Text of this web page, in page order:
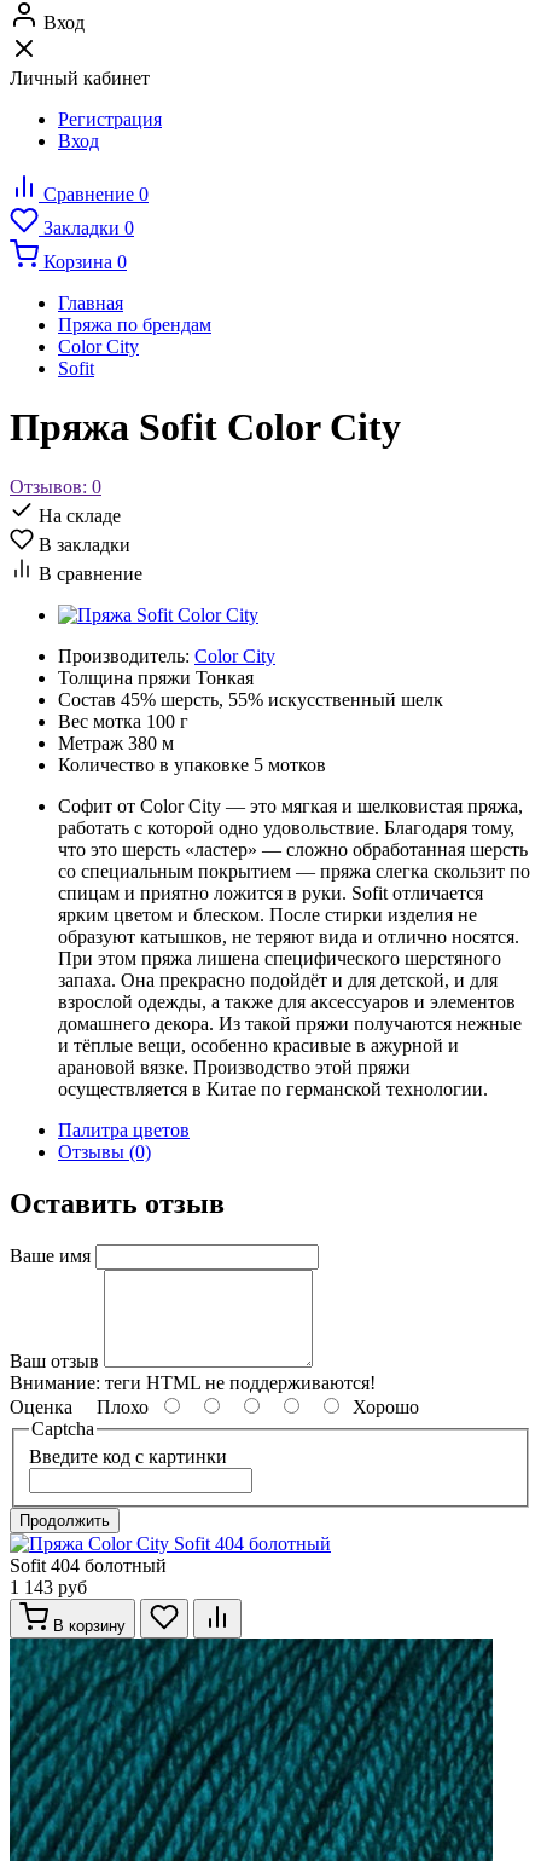
Вход
Личный кабинет
Регистрация
Вход
Сравнение 0
Закладки 0
Корзина 0
Главная
Пряжа по брендам
Color City
Sofit
Пряжа Sofit Color City
Отзывов: 0
На складе
В закладки
В сравнение
Производитель: Color City
Толщина пряжи Тонкая
Состав 45% шерсть, 55% искусственный шелк
Вес мотка 100 г
Метраж 380 м
Количество в упаковке 5 мотков
Софит от Color City — это мягкая и шелковистая пряжа,
работать с которой одно удовольствие. Благодаря тому,
что это шерсть «ластер» — сложно обработанная шерсть
со специальным покрытием — пряжа слегка скользит по
спицам и приятно ложится в руки. Sofit отличается
ярким цветом и блеском. После стирки изделия не
образуют катышков, не теряют вида и отлично носятся.
При этом пряжа лишена специфического шерстяного
запаха. Она прекрасно подойдёт и для детской, и для
взрослой одежды, а также для аксессуаров и элементов
домашнего декора. Из такой пряжи получаются нежные
и тёплые вещи, особенно красивые в ажурной и
арановой вязке. Производство этой пряжи
осуществляется в Китае по германской технологии.
Палитра цветов
Отзывы (0)
Оставить отзыв
Ваше имя
Ваш отзыв
Внимание: теги HTML не поддерживаются!
Оценка Плохо
Хорошо
Captcha
Введите код с картинки
Продолжить
Sofit 404 болотный
1 143 руб
В корзину